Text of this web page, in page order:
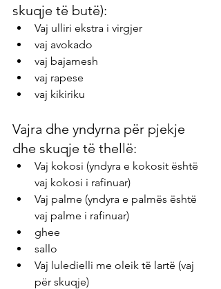
skuqje të butë):
Vaj ulliri ekstra i virgjer
vaj avokado
vaj bajamesh
vaj rapese
vaj kikiriku
Vajra dhe yndyrna për pjekje
dhe skuqje të thellë:
Vaj kokosi (yndyra e kokosit është
vaj kokosi i rafinuar)
Vaj palme (yndyra e palmës është
vaj palme i rafinuar)
ghee
sallo
Vaj luledielli me oleik të lartë (vaj
për skuqje)